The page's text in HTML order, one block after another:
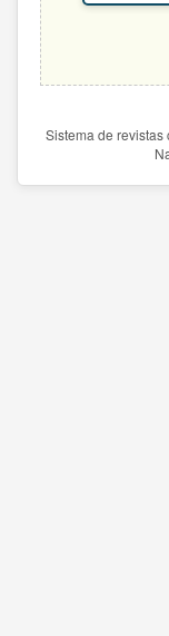
Sistema de